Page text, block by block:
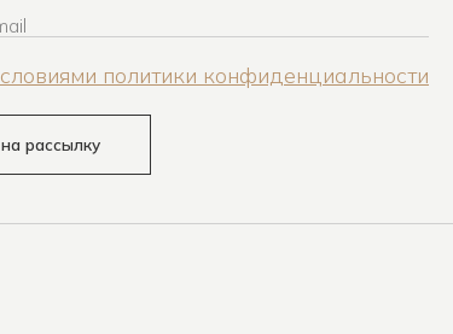
политики конфиденциальности
рассылку